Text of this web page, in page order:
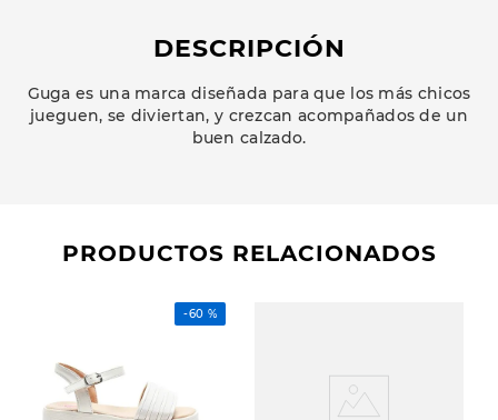
DESCRIPCIÓN
Guga es una marca diseñada para que los más chicos
jueguen, se diviertan, y crezcan acompañados de un
buen calzado.
PRODUCTOS RELACIONADOS
-60 %